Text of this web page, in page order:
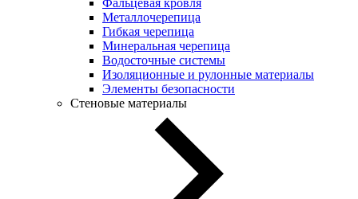
Металлочерепица
Гибкая черепица
Минеральная черепица
Водосточные системы
Изоляционные и рулонные материалы
Элементы безопасности
Стеновые материалы